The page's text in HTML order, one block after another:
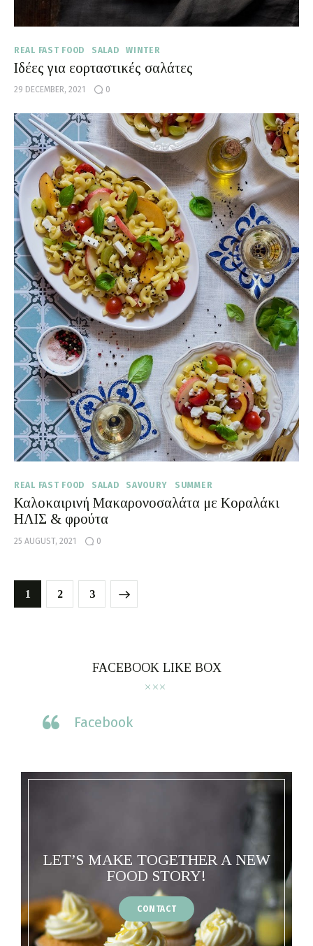
REAL FAST FOOD SALAD WINTER
Ιδέες για εορταστικές σαλάτες
29 DECEMBER, 2021 0
REAL FAST FOOD SALAD SAVOURY SUMMER
Καλοκαιρινή Μακαρονοσαλάτα με Κοραλάκι
ΗΛΙΣ & φρούτα
25 AUGUST, 2021 0
1 2 3
FACEBOOK LIKE BOX
Facebook
LET’S MAKE TOGETHER A NEW
FOOD STORY!
CONTACT